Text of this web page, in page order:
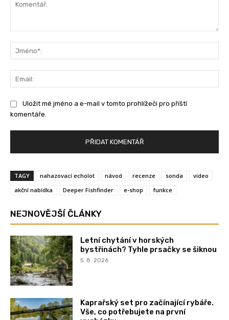
Uložit mé jméno a e-mail v tomto prohlížeči pro příští
komentáře.
TAGY nahazovací echolot návod recenze sonda
video
akční nabídka
Deeper Fishfinder e-shop funkce
NEJNOVĚJŠÍ ČLÁNKY
Letní chytání v horských
bystřinách? Tyhle prsačky se šiknou
5. 8. 2026
Kaprařský set pro začínající rybáře.
Vše, co potřebujete na první